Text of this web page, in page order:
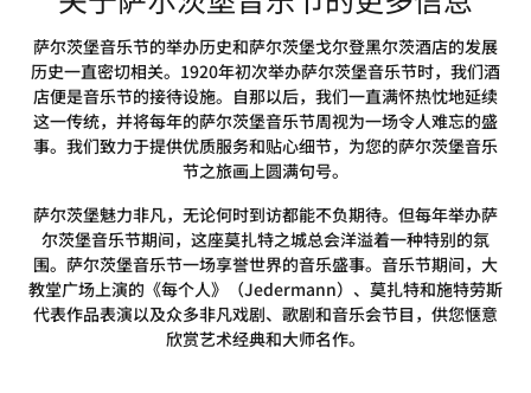
萨尔茨堡音乐节的举办历史和萨尔茨堡戈尔登黑尔茨酒店的发展
历史一直密切相关。1920年初次举办萨尔茨堡音乐节时，我们酒
店便是音乐节的接待设施。自那以后，我们一直满怀热忱地延续
这一传统，并将每年的萨尔茨堡音乐节周视为一场令人难忘的盛
事。我们致力于提供优质服务和贴心细节，为您的萨尔茨堡音乐
节之旅画上圆满句号。
萨尔茨堡魅力非凡，无论何时到访都能不负期待。但每年举办萨
尔茨堡音乐节期间，这座莫扎特之城总会洋溢着一种特别的氛
围。萨尔茨堡音乐节一场享誉世界的音乐盛事。音乐节期间，大
教堂广场上演的《每个人》（Jedermann）、莫扎特和施特劳斯
代表作品表演以及众多非凡戏剧、歌剧和音乐会节目，供您惬意
欣赏艺术经典和大师名作。